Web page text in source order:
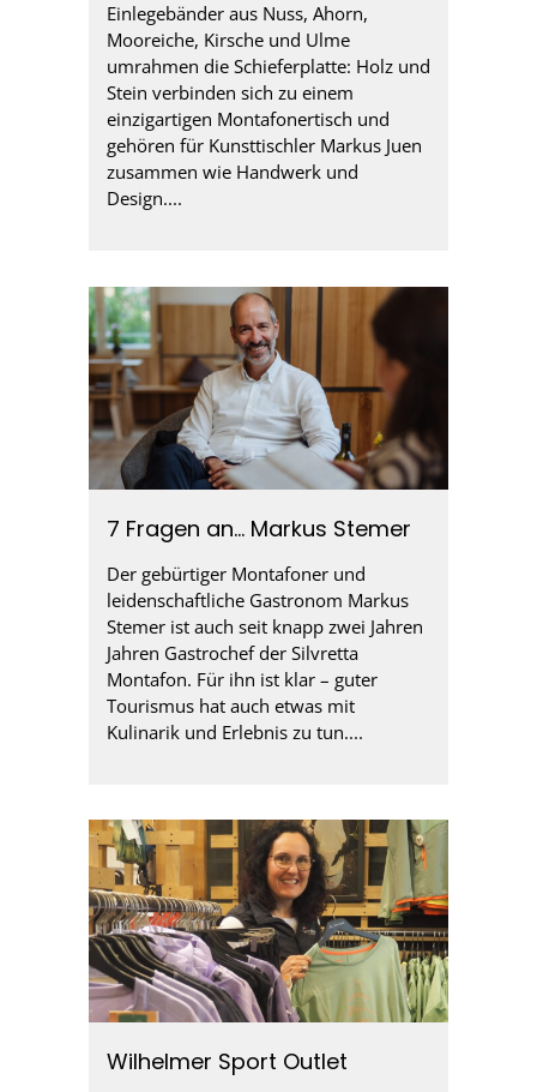
Einlegebänder aus Nuss, Ahorn,
Mooreiche, Kirsche und Ulme
umrahmen die Schieferplatte: Holz und
Stein verbinden sich zu einem
einzigartigen Montafonertisch und
gehören für Kunsttischler Markus Juen
zusammen wie Handwerk und
Design....
7 Fragen an… Markus Stemer
Der gebürtiger Montafoner und
leidenschaftliche Gastronom Markus
Stemer ist auch seit knapp zwei Jahren
Jahren Gastrochef der Silvretta
Montafon. Für ihn ist klar – guter
Tourismus hat auch etwas mit
Kulinarik und Erlebnis zu tun....
Wilhelmer Sport Outlet